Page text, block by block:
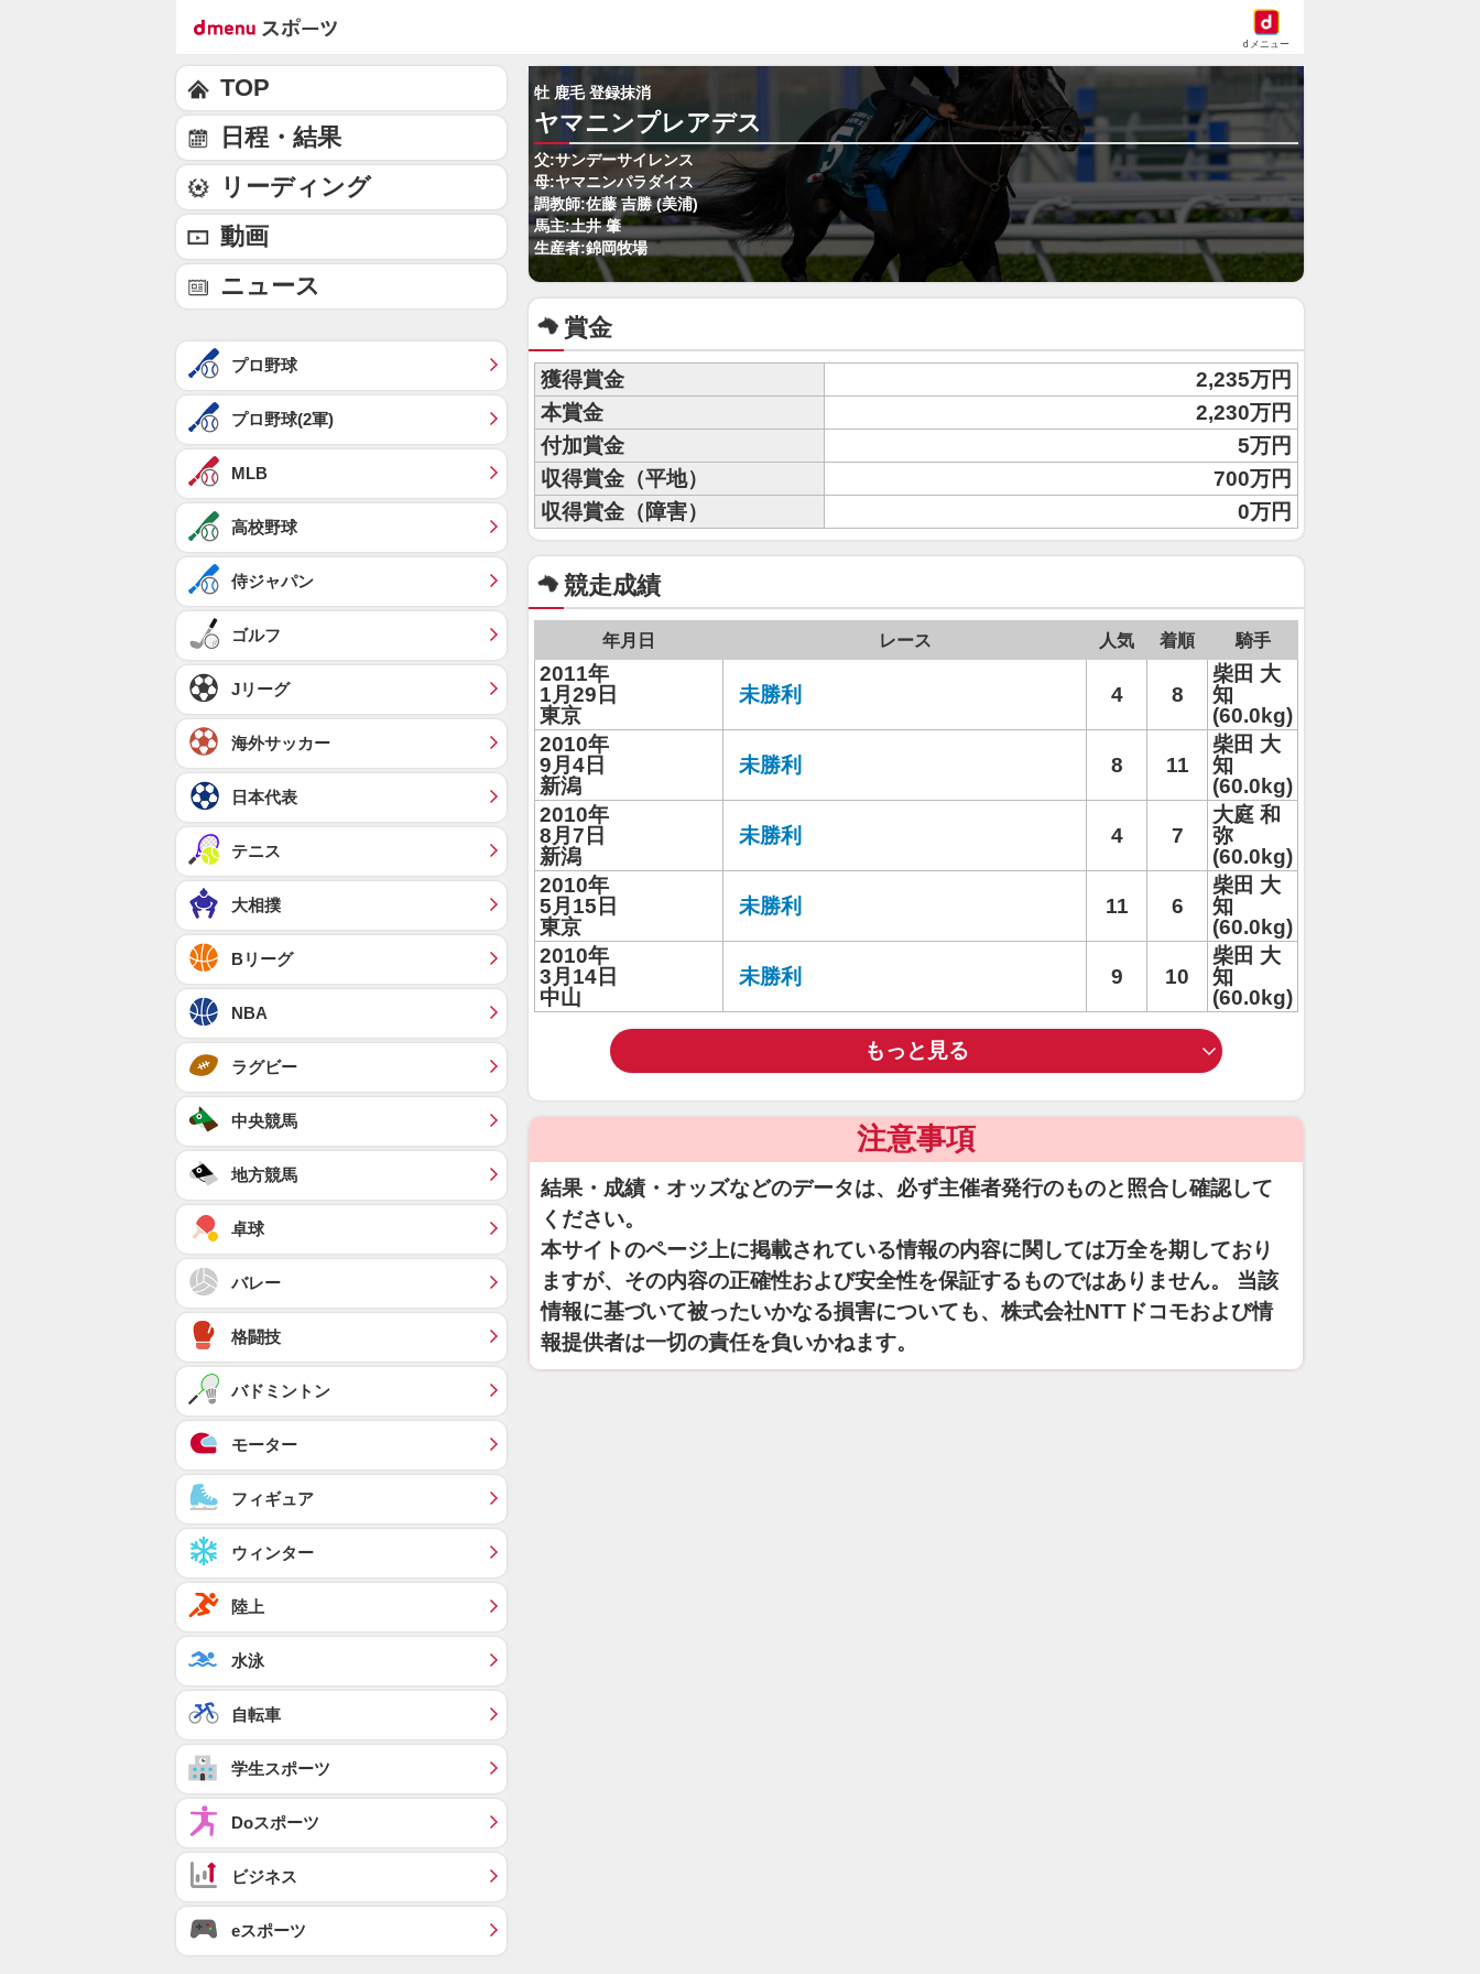
dメニュー
牡 鹿毛 登録抹消
ヤマニンプレアデス
父:サンデーサイレンス
母:ヤマニンパラダイス
調教師:佐藤 吉勝 (美浦)
馬主:土井 肇
生産者:錦岡牧場
賞金
獲得賞金
2,235万円
本賞金
2,230万円
付加賞金
5万円
収得賞金（平地）
700万円
収得賞金（障害）
0万円
競走成績
年月日 レース 人気 着順 騎手
2011年
1月29日
東京
未勝利 4 8
柴田 大
知
(60.0kg)
2010年
9月4日
新潟
未勝利 8 11
柴田 大
知
(60.0kg)
2010年
8月7日
新潟
未勝利 4 7
大庭 和
弥
(60.0kg)
2010年
5月15日
東京
未勝利 11 6
柴田 大
知
(60.0kg)
2010年
3月14日
中山
未勝利 9 10
柴田 大
知
(60.0kg)
もっと見る
注意事項
結果・成績・オッズなどのデータは、必ず主催者発行のものと照合し確認して
ください。
本サイトのページ上に掲載されている情報の内容に関しては万全を期しており
ますが、その内容の正確性および安全性を保証するものではありません。 当該
情報に基づいて被ったいかなる損害についても、株式会社NTTドコモおよび情
報提供者は一切の責任を負いかねます。
TOP
日程・結果
リーディング
動画
ニュース
プロ野球
プロ野球(2軍)
MLB
高校野球
侍ジャパン
ゴルフ
Jリーグ
海外サッカー
日本代表
テニス
大相撲
Bリーグ
NBA
ラグビー
中央競馬
地方競馬
卓球
バレー
格闘技
バドミントン
モーター
フィギュア
ウィンター
陸上
水泳
自転車
学生スポーツ
Doスポーツ
ビジネス
eスポーツ